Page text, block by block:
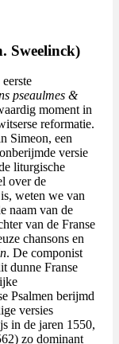
Sweelinck)
pseaulmes &
moment in
reformatie.
Simeon, een
versie
liturgische
over de
weten we van
naam van de
van de Franse
chansons en
. De componist
dunne Franse
Psalmen berijmd
versies
in de jaren 1550,
zo dominant